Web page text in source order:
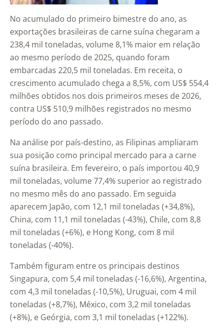
No acumulado do primeiro bimestre do ano, as
exportações brasileiras de carne suína chegaram a
238,4 mil toneladas, volume 8,1% maior em relação
ao mesmo período de 2025, quando foram
embarcadas 220,5 mil toneladas. Em receita, o
crescimento acumulado chega a 8,5%, com US$ 554,4
milhões obtidos nos dois primeiros meses de 2026,
contra US$ 510,9 milhões registrados no mesmo
período do ano passado.
Na análise por país-destino, as Filipinas ampliaram
sua posição como principal mercado para a carne
suína brasileira. Em fevereiro, o país importou 40,9
mil toneladas, volume 77,4% superior ao registrado
no mesmo mês do ano passado. Em seguida
aparecem Japão, com 12,1 mil toneladas (+34,8%),
China, com 11,1 mil toneladas (-43%), Chile, com 8,8
mil toneladas (+6%), e Hong Kong, com 8 mil
toneladas (-40%).
Também figuram entre os principais destinos
Singapura, com 5,4 mil toneladas (-16,6%), Argentina,
com 4,3 mil toneladas (-10,5%), Uruguai, com 4 mil
toneladas (+8,7%), México, com 3,2 mil toneladas
(+8%), e Geórgia, com 3,1 mil toneladas (+122%).